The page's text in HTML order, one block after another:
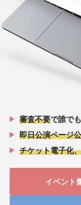
審査不要で誰で
即日公演ページ
チケット電子化
イベント